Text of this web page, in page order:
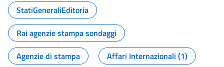
StatiGeneraliEditoria
Rai agenzie stampa sondaggi
Agenzie di stampa
Affari Internazionali (1)